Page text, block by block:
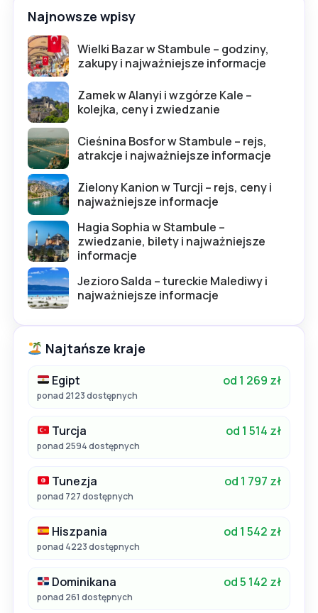
Najnowsze wpisy
Wielki Bazar w Stambule – godziny,
zakupy i najważniejsze informacje
Zamek w Alanyi i wzgórze Kale –
kolejka, ceny i zwiedzanie
Cieśnina Bosfor w Stambule – rejs,
atrakcje i najważniejsze informacje
Zielony Kanion w Turcji – rejs, ceny i
najważniejsze informacje
Hagia Sophia w Stambule –
zwiedzanie, bilety i najważniejsze
informacje
Jezioro Salda – tureckie Malediwy i
najważniejsze informacje
Najtańsze kraje
Egipt od 1 269 zł
ponad 2123 dostępnych
Turcja od 1 514 zł
ponad 2594 dostępnych
Tunezja od 1 797 zł
ponad 727 dostępnych
Hiszpania od 1 542 zł
ponad 4223 dostępnych
Dominikana od 5 142 zł
ponad 261 dostępnych